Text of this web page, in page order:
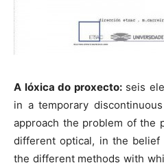
A lóxica do proxecto:seis
in a temporary
approach the problem of the
different optical, in the
the different methods with